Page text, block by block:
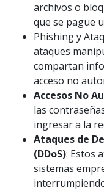
archivos o
que se pague
Phishing y
ataques
compartan
acceso no
Accesos No
las
ingresar a la
Ataques de
(DDoS): Estos
sistemas